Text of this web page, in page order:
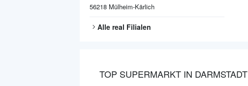
56218 Mülheim-Kärlich
Alle real Filialen
TOP SUPERMARKT IN DARMSTADT